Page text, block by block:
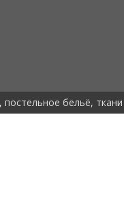
бельё, ткани